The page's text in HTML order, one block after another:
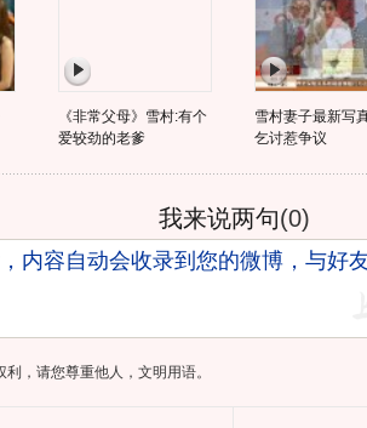
《非常父母》雪村:有个
爱较劲的老爹
雪村妻子最新写
乞讨惹争议
我来说两句(0)
，请您尊重他人，文明用语。